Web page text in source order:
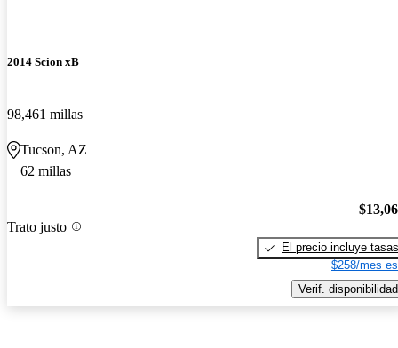
2014 Scion xB
98,461 millas
Tucson, AZ
62 millas
Trato justo
El precio incluye tasas
$258/mes
Verif. disponibilidad